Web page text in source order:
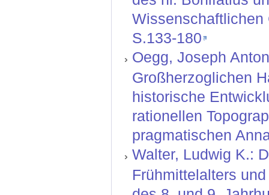
Wissenschaftlichen
S.133-180
Oegg, Joseph
Großherzoglichen
historische
rationellen
pragmatischen
Walter, Ludwig K.:
Frühmittelalters